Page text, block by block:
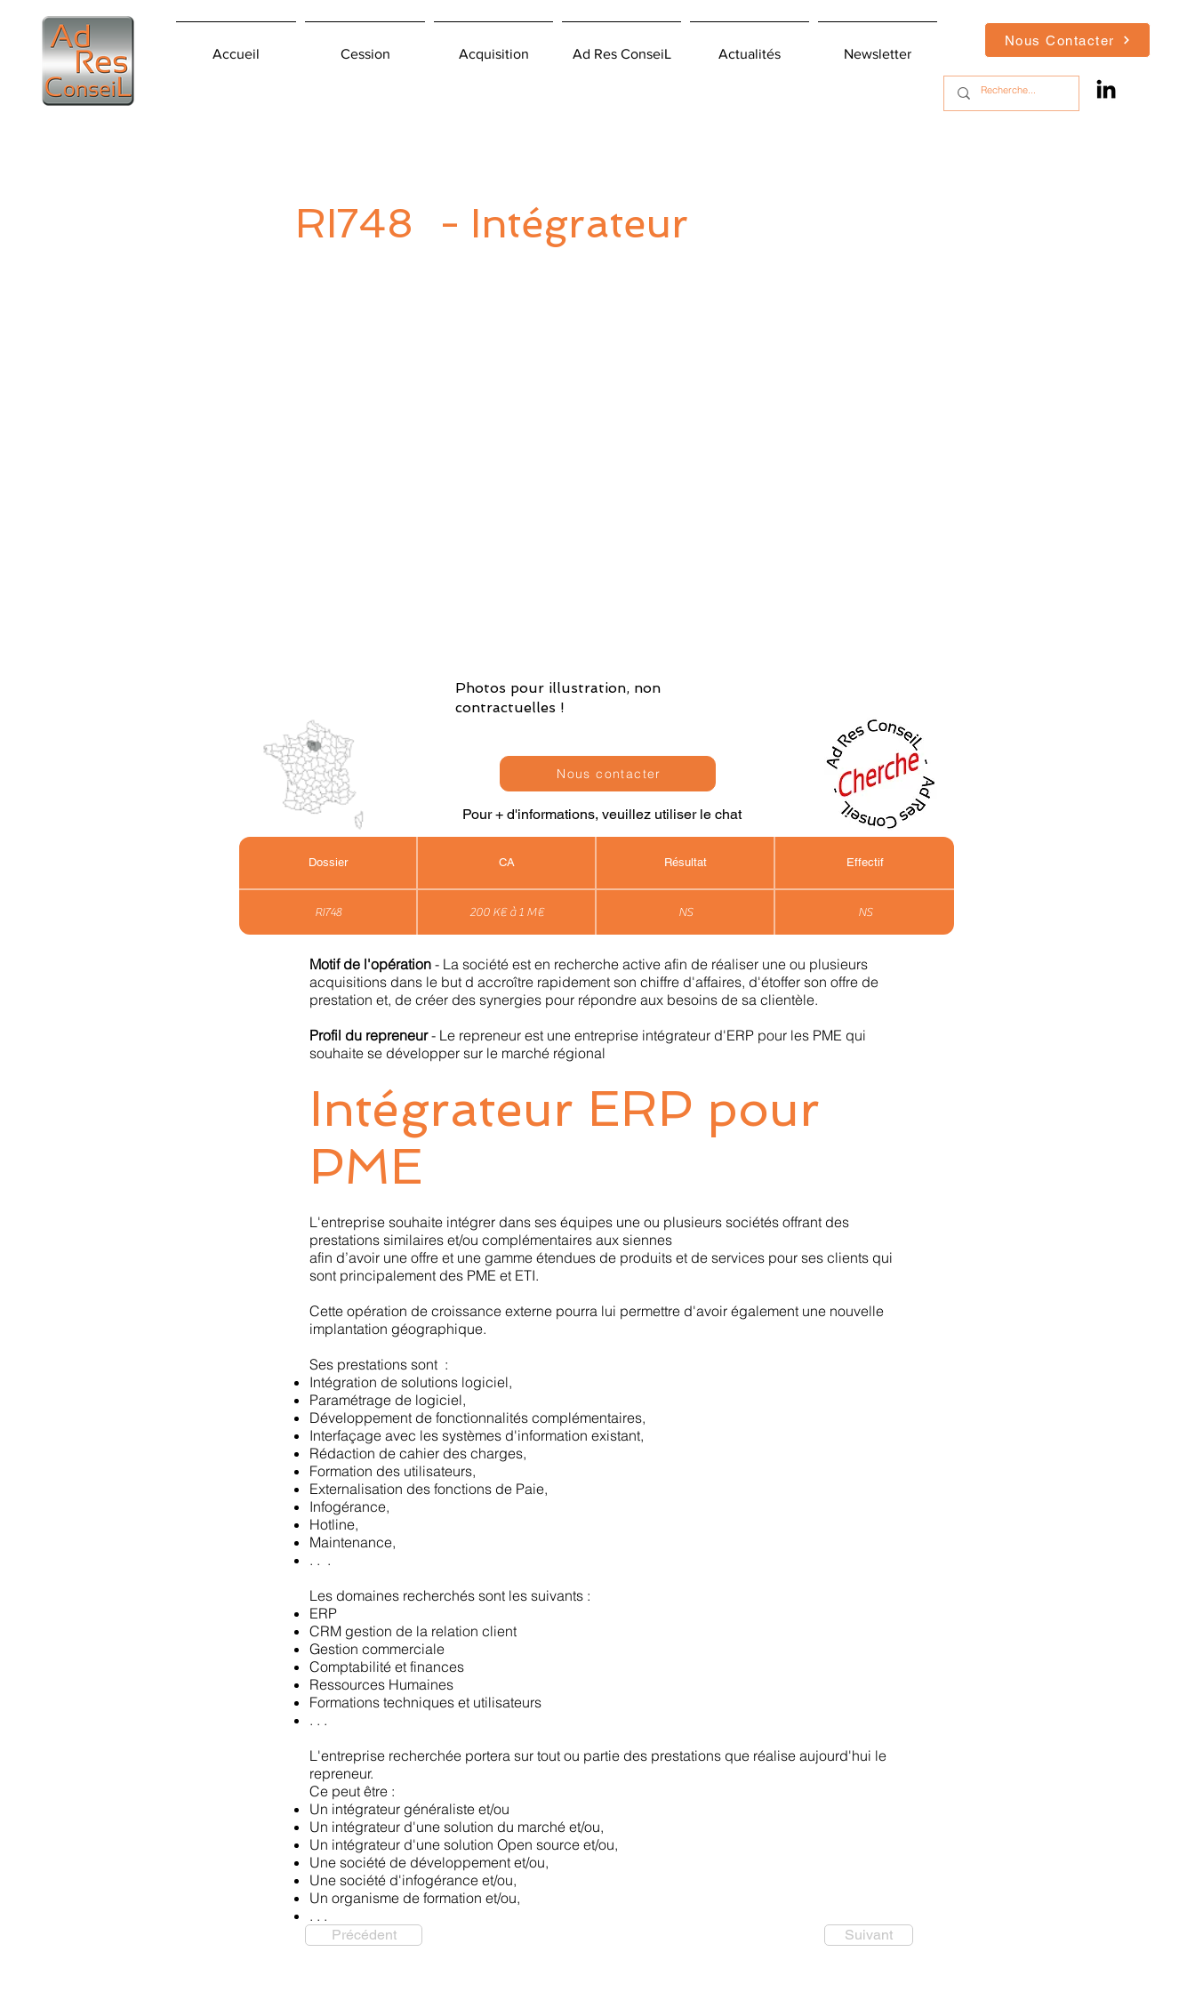
Nous Contacter
Accueil
Cession Acquisition Ad Res ConseiL Actualités Newsletter
RI748 - Intégrateur
Photos pour illustration, non
contractuelles !
Nous contacter
Pour + d'informations, veuillez utiliser le chat
Dossier CA Résultat Effectif
RI748 200 K€ à 1 M€ NS NS
Motif de l'opération - La société est en recherche active afin de réaliser une ou plusieurs
acquisitions dans le but d accroître rapidement son chiffre d'affaires, d'étoffer son offre de
prestation et, de créer des synergies pour répondre aux besoins de sa clientèle.
Profil du repreneur- Le repreneur est une entreprise intégrateur d'ERP pour les PME qui
souhaite se développer sur le marché régional
Intégrateur ERP pour
PME
L'entreprise souhaite intégrer dans ses équipes une ou plusieurs sociétés offrant des
prestations similaires et/ou complémentaires aux siennes
afin d’avoir une offre et une gamme étendues de produits et de services pour ses clients qui
sont principalement des PME et ETI.
Cette opération de croissance externe pourra lui permettre d'avoir également une nouvelle
implantation géographique.
Ses prestations sont :
Intégration de solutions logiciel,
Paramétrage de logiciel,
Développement de fonctionnalités complémentaires,
Interfaçage avec les systèmes d'information existant,
Rédaction de cahier des charges,
Formation des utilisateurs,
Externalisation des fonctions de Paie,
Infogérance,
Hotline,
Maintenance,
. . .
Les domaines recherchés sont les suivants :
ERP
CRM gestion de la relation client
Gestion commerciale
Comptabilité et finances
Ressources Humaines
Formations techniques et utilisateurs
. . .
L'entreprise recherchée portera sur tout ou partie des prestations que réalise aujourd'hui le
repreneur.
Ce peut être :
Un intégrateur généraliste et/ou
Un intégrateur d'une solution du marché et/ou,
Un intégrateur d'une solution Open source et/ou,
Une société de développement et/ou,
Une société d'infogérance et/ou,
Un organisme de formation et/ou,
. . .
Précédent Suivant